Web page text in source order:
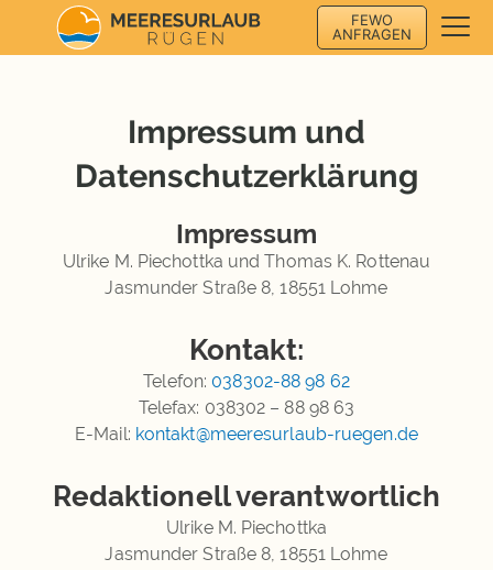
FEWO
ANFRAGEN
Impressum und
Datenschutzerklärung
Impressum
Ulrike M. Piechottka und Thomas K. Rottenau
Jasmunder Straße 8, 18551 Lohme
Kontakt:
Telefon: 038302-88 98 62
Telefax: 038302 – 88 98 63
E-Mail: kontakt@meeresurlaub-ruegen.de
Redaktionell verantwortlich
Ulrike M. Piechottka
Jasmunder Straße 8, 18551 Lohme